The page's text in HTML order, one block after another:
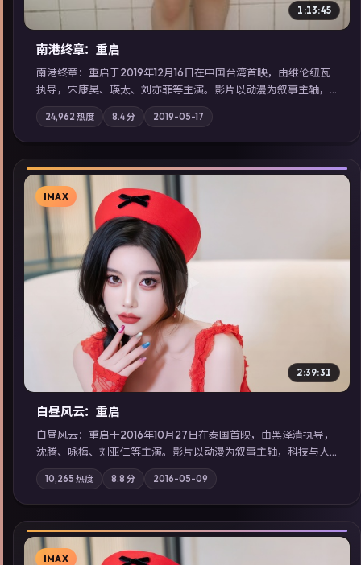
1:13:45
南港终章：重启
南港终章：重启于2019年12月16日在中国台湾首映，由维伦纽瓦
执导，宋康昊、瑛太、刘亦菲等主演。影片以动漫为叙事主轴，
一次普通通勤演变成全城关注的生死营救；摄影与配乐强化地域
气质；站内亦可通过「国产免费观看高清电视剧在线看」延展检
索同类型高分佳作，畅享高清在线追剧体验。
24,962 热度 8.4分 2019-05-17
▶
IMAX
2:39:31
白昼风云：重启
白昼风云：重启于2016年10月27日在泰国首映，由黑泽清执导，
沈腾、咏梅、刘亚仁等主演。影片以动漫为叙事主轴，科技与人
性的边界在实验事故后逐渐模糊；摄影与配乐强化地域气质；站
内亦可通过「国产免费观看高清电视剧在线看」延展检索同类型
高分佳作，畅享高清在线追剧体验。
10,265 热度 8.8 分 2016-05-09
IMAX